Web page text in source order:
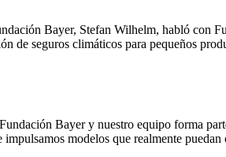
Bayer, Stefan Wilhelm, habló con
de seguros climáticos para pequeños
Bayer y nuestro equipo forma
modelos que realmente puedan